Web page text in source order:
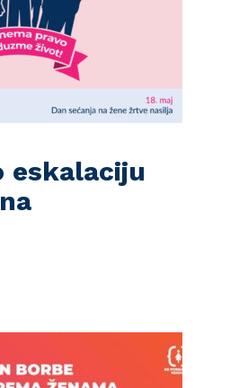
eskalaciju